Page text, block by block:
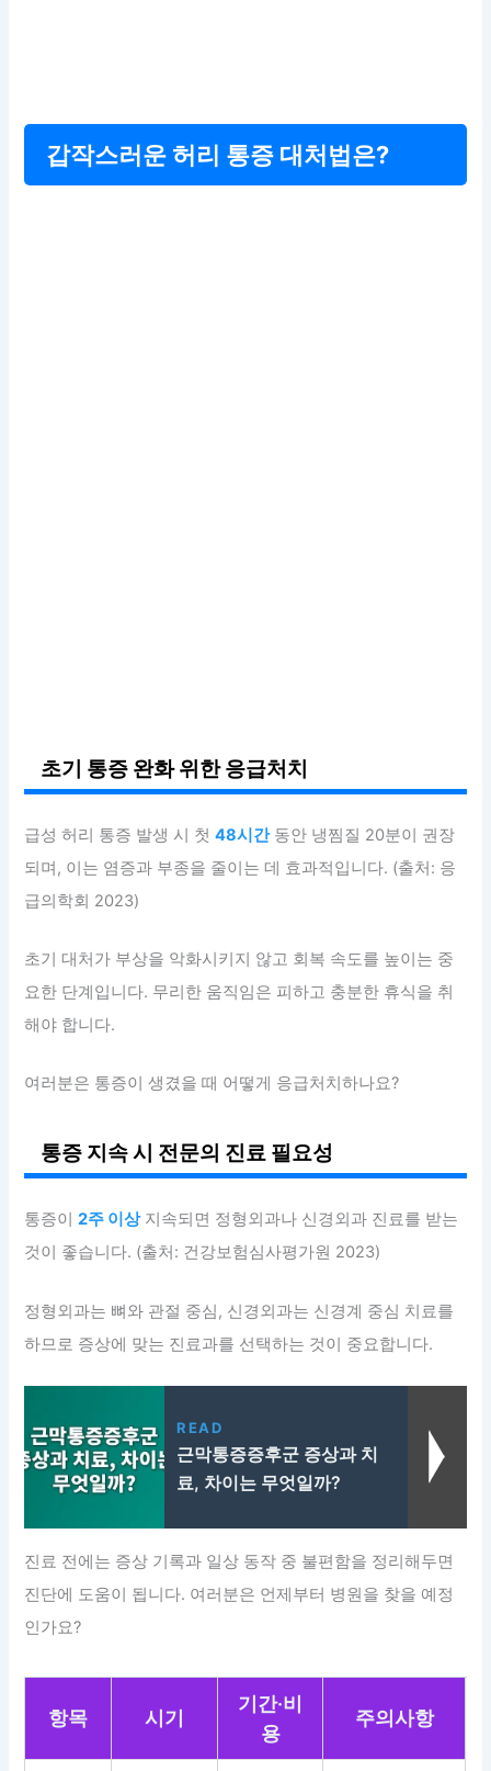
갑작스러운 허리 통증 대처법은?
초기 통증 완화 위한 응급처치
급성 허리 통증 발생 시 첫48시간동안 냉찜질 20분이 권장
되며, 이는 염증과 부종을 줄이는 데 효과적입니다. (출처: 응
급의학회 2023)
초기 대처가 부상을 악화시키지 않고 회복 속도를 높이는 중
요한 단계입니다. 무리한 움직임은 피하고 충분한 휴식을 취
해야 합니다.
여러분은 통증이 생겼을 때 어떻게 응급처치하나요?
통증 지속 시 전문의 진료 필요성
통증이2주 이상지속되면 정형외과나 신경외과 진료를 받는
것이 좋습니다. (출처: 건강보험심사평가원 2023)
정형외과는 뼈와 관절 중심, 신경외과는 신경계 중심 치료를
하므로 증상에 맞는 진료과를 선택하는 것이 중요합니다.
READ
근막통증증후군 증상과 치
료, 차이는 무엇일까?
진료 전에는 증상 기록과 일상 동작 중 불편함을 정리해두면
진단에 도움이 됩니다. 여러분은 언제부터 병원을 찾을 예정
인가요?
항목 시기
기간·비
용
주의사항